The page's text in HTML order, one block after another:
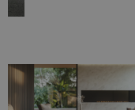
dialogue est
l’immersion.